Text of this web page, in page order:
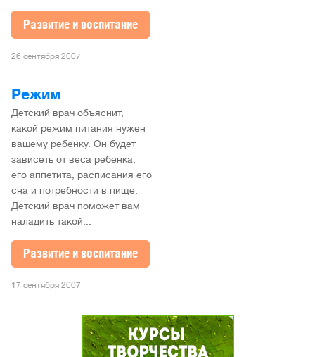
Развитие и воспитание
26 сентября 2007
Режим
Детский врач объяснит,
какой режим питания нужен
вашему ребенку. Он будет
зависеть от веса ребенка,
его аппетита, расписания его
сна и потребности в пище.
Детский врач поможет вам
наладить такой...
Развитие и воспитание
17 сентября 2007